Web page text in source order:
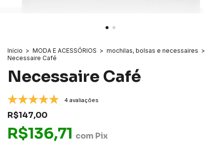
Início > MODA E ACESSÓRIOS > mochilas, bolsas e necessaires >
Necessaire Café
Necessaire Café
4 avaliações
R$147,00
R$136,71 com Pix